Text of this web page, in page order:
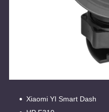
Xiaomi YI Smart Dash